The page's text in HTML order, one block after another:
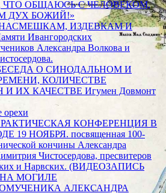
ЧТО ОБЩАЮСЬ С ЧЕЛОВЕКОМ,
ДУХ БОЖИЙ!»
ИЗДЕВКАМ И
Ивангородских
Александра Волкова и
О СИНОДАЛЬНОМ И
КОЛИЧЕСТВЕ
ИХ КАЧЕСТВЕ Игумен Довмонт
орехи
КОНФЕРЕНЦИЯ В
19 НОЯБРЯ. посвященная 100-
кончины Александра
Чистосердова, пресвитеров
и Нарвских. (ВИДЕОЗАПИСЬ
МОГИЛЕ
АЛЕКСАНДРА